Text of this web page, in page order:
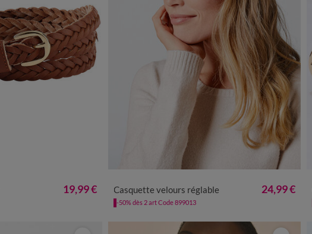
19,99 € Casquette velours réglable 24,99 €
-50% dès 2 art Code 899013